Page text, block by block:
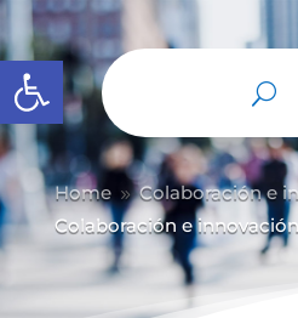
Abrir barra de herramientas
Home 9 Colaboración e
Colaboración e